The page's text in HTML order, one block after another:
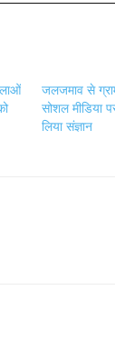
जलजमाव से
सोशल मीडिया
लिया संज्ञान